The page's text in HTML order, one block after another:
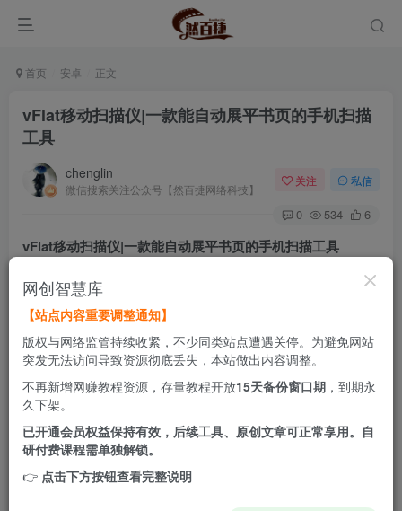
首页 安卓 正文
vFlat移动扫描仪|一款能自动展平书页的手机扫描
工具
chenglin
微信搜索关注公众号【然百捷网络科技】
关注 私信
0 534 6
vFlat移动扫描仪|一款能自动展平书页的手机扫描工具
用手机扫描书籍或文档时，经常遇到拍不齐、页面弯曲有阴
影，或者想提取图片里的文字却需要手动输入的麻烦。这些
琐碎的操作让数字化过程变得效率低下。
针对这些问题，vFlat移动扫描仪提供了一个相当智能的移动
扫描方案。它能让手机像一台简易的书籍扫描仪一样工作，
核心在于利用算法自动处理扫描过程中的各种瑕疵。
网创智慧库
【站点内容重要调整通知】
版权与网络监管持续收紧，不少同类站点遭遇关停。为避免网站
突发无法访问导致资源彻底丢失，本站做出内容调整。
不再新增网赚教程资源，存量教程开放15天备份窗口期 ，到期永
久下架。
已开通会员权益保持有效，后续工具、原创文章可正常享用。自
研付费课程需单独解锁。
👉 点击下方按钮查看完整说明